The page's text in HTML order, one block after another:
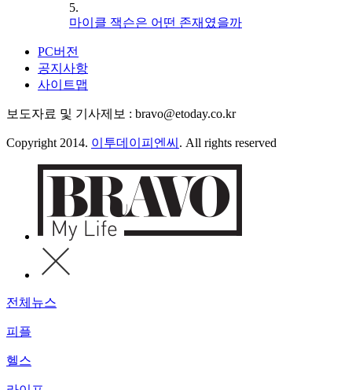
5.
마이클 잭슨은 어떤 존재였을까
PC버전
공지사항
사이트맵
보도자료 및 기사제보 : bravo@etoday.co.kr
Copyright 2014. 이투데이피엔씨 . All rights reserved
전체뉴스
피플
헬스